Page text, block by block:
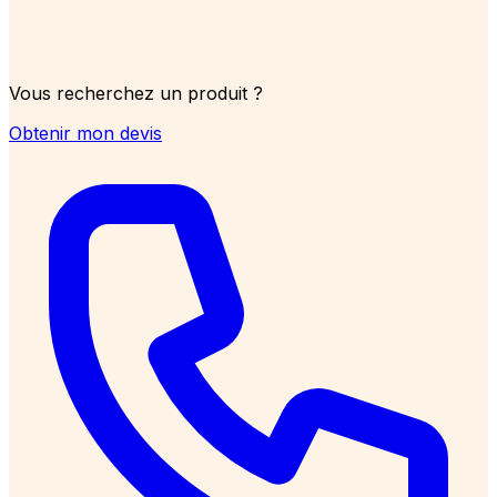
Vous recherchez un produit ?
Obtenir mon devis